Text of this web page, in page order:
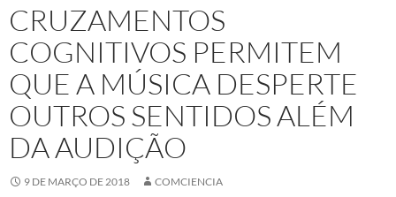
CRUZAMENTOS
COGNITIVOS PERMITEM
QUE A MÚSICA DESPERTE
OUTROS SENTIDOS ALÉM
DA AUDIÇÃO
9 DE MARÇO DE 2018 COMCIENCIA